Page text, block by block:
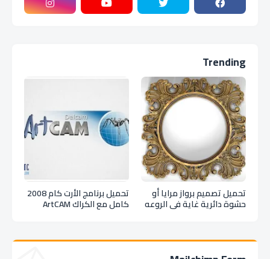
Trending
تحميل تصميم برواز مرايا أو
حشوة دائرية غاية فى الروعه
تحميل برنامج الأرت كام 2008
كامل مع الكراك ArtCAM